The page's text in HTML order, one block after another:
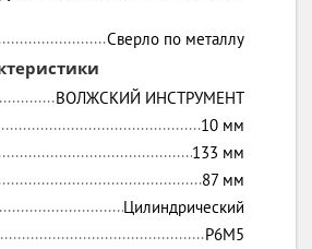
Сверло по металлу
ВОЛЖСКИЙ ИНСТРУМЕНТ
10 мм
133 мм
87 мм
Цилиндрический
P6M5